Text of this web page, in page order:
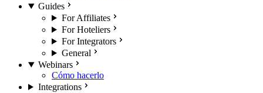
Guides
For Affiliates
For Hoteliers
For Integrators
General
Webinars
Cómo hacerlo
Integrations